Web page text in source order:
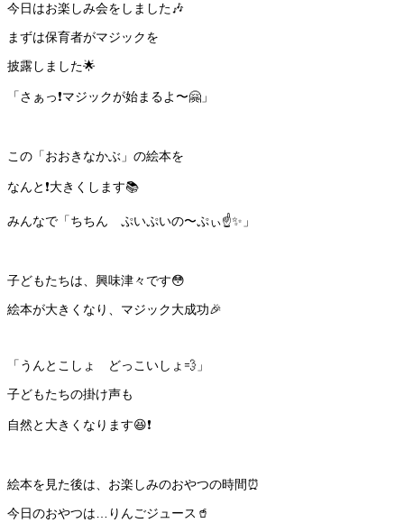
今日はお楽しみ会をしました🎶
まずは保育者がマジックを
披露しました🌟
「さぁっ❗️マジックが始まるよ〜🤗」
この「おおきなかぶ」の絵本を
なんと❗️大きくします📚
みんなで「ちちん ぷいぷいの〜ぷぃ☝️✨」
子どもたちは、興味津々です😳
絵本が大きくなり、マジック大成功🎉
「うんとこしょ どっこいしょ💨」
子どもたちの掛け声も
自然と大きくなります😆❗️
絵本を見た後は、お楽しみのおやつの時間⏰
今日のおやつは…りんごジュース🥤